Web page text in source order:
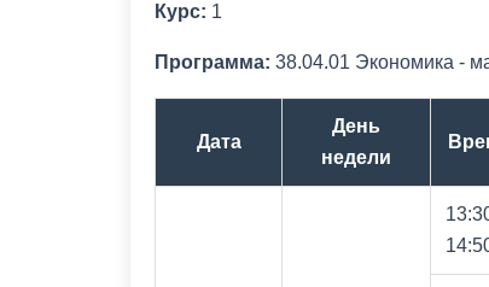
Курс: 1
Программа: 38.04.01 Экономика -
Дата
День
недели